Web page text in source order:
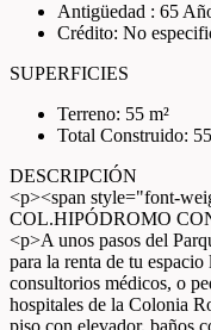
Antigüedad : 65
Crédito: No
SUPERFICIES
Terreno: 55 m²
Total Construido:
DESCRIPCIÓN
<p><span style="font-
COL.HIPÓDROMO
<p>A unos pasos del
para la renta de tu
consultorios médicos, o
hospitales de la Colonia
piso con elevador, baños